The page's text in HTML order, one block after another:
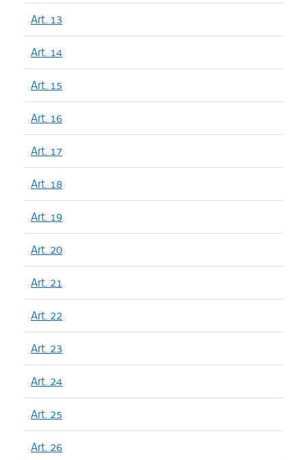
Art. 13
Art. 14
Art. 15
Art. 16
Art. 17
Art. 18
Art. 19
Art. 20
Art. 21
Art. 22
Art. 23
Art. 24
Art. 25
Art. 26